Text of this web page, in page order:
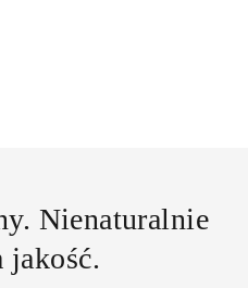
Nienaturalnie
jakość.